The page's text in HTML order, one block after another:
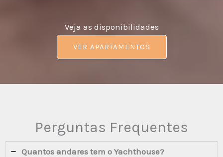
Veja as disponibilidades
VER APARTAMENTOS
Perguntas Frequentes
Quantos andares tem o Yachthouse?